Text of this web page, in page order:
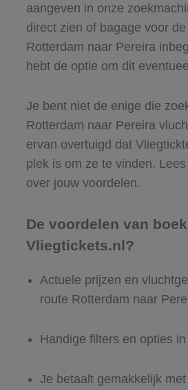
aangeven in onze
direct zien of bagage voor
Rotterdam naar Pereira
hebt de optie om dit
Je bent niet de enige die
Rotterdam naar Pereira
ervan overtuigd dat
plek is om ze te vinden.
over jouw voordelen.
De voordelen van
Vliegtickets.nl?
Actuele prijzen en
route Rotterdam naar
Handige filters en opties
Je betaalt gemakkelijk